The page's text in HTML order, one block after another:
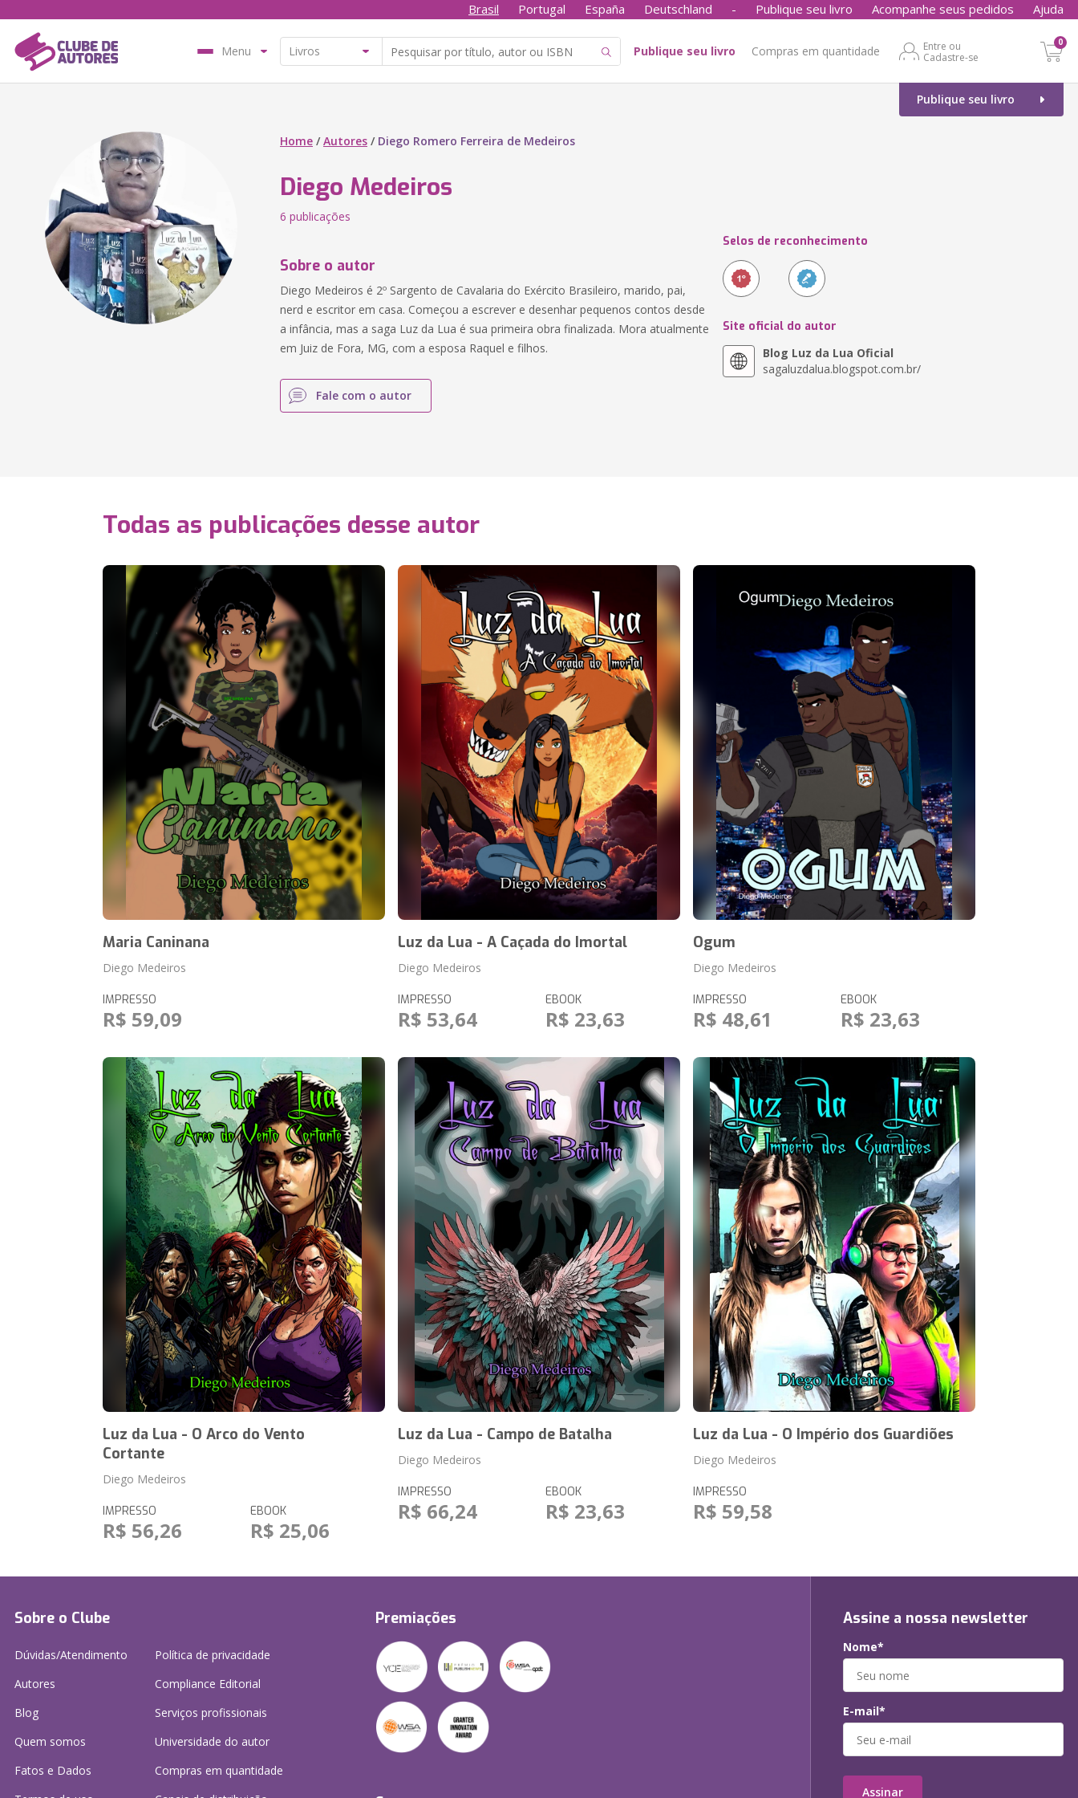
Brasil Portugal España Deutschland - Publique seu livro Acompanhe seus pedidos Ajuda
Menu Publique seu livro Compras em quantidade
Entre ou
Cadastre-se
0
Publique seu livro
Home /Autores / Diego Romero Ferreira de Medeiros
Diego Medeiros
6 publicações
Sobre o autor
Diego Medeiros é 2º Sargento de Cavalaria do Exército Brasileiro, marido, pai,
nerd e escritor em casa. Começou a escrever e desenhar pequenos contos desde
a infância, mas a saga Luz da Lua é sua primeira obra finalizada. Mora atualmente
em Juiz de Fora, MG, com a esposa Raquel e filhos.
Fale com o autor
Selos de reconhecimento
Site oficial do autor
Blog Luz da Lua Oficial
sagaluzdalua.blogspot.com.br/
Todas as publicações desse autor
Maria Caninana
Diego Medeiros
IMPRESSO
R$ 59,09
Luz da Lua - A Caçada do Imortal
Diego Medeiros
IMPRESSO
R$ 53,64
EBOOK
R$ 23,63
Ogum
Diego Medeiros
IMPRESSO
R$ 48,61
EBOOK
R$ 23,63
Luz da Lua - O Arco do Vento
Cortante
Diego Medeiros
IMPRESSO
R$ 56,26
EBOOK
R$ 25,06
Luz da Lua - Campo de Batalha
Diego Medeiros
IMPRESSO
R$ 66,24
EBOOK
R$ 23,63
Luz da Lua - O Império dos Guardiões
Diego Medeiros
IMPRESSO
R$ 59,58
Sobre o Clube
Dúvidas/Atendimento
Autores
Blog
Quem somos
Fatos e Dados
Política de privacidade
Compliance Editorial
Serviços profissionais
Universidade do autor
Compras em quantidade
Premiações Assine a nossa newsletter
Nome*
E-mail*
Assinar